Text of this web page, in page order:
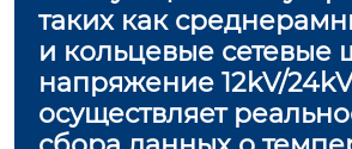
таких как
и кольцевые сетевые
напряжение 12kV/
осуществляет